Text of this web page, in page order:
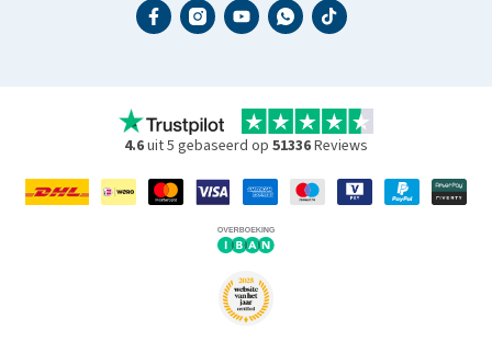
4.6uit 5 gebaseerd op 51336Reviews